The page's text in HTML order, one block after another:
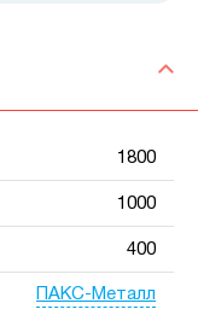
1800
1000
400
ПАКС-Металл